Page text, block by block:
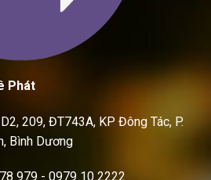
Phát
209, ĐT743A, KP Đông Tác, P.
Bình Dương
979 - 0979 10 2222